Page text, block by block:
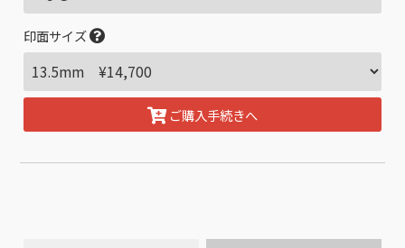
印面サイズ
ご購入手続きへ